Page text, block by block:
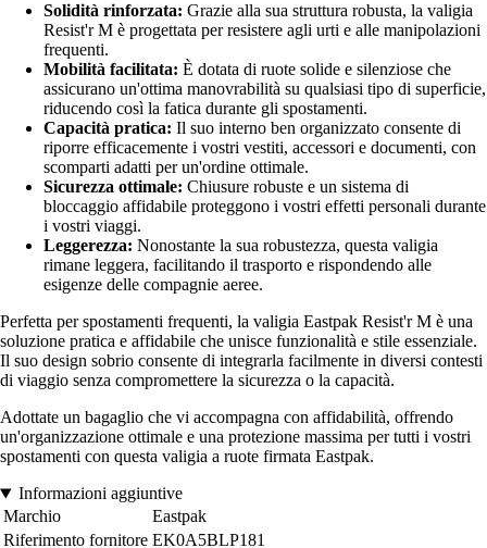
Solidità rinforzata: Grazie alla sua struttura robusta, la valigia
Resist'r M è progettata per resistere agli urti e alle manipolazioni
frequenti.
Mobilità facilitata: È dotata di ruote solide e silenziose che
assicurano un'ottima manovrabilità su qualsiasi tipo di superficie,
riducendo così la fatica durante gli spostamenti.
Capacità pratica: Il suo interno ben organizzato consente di
riporre efficacemente i vostri vestiti, accessori e documenti, con
scomparti adatti per un'ordine ottimale.
Sicurezza ottimale: Chiusure robuste e un sistema di
bloccaggio affidabile proteggono i vostri effetti personali durante
i vostri viaggi.
Leggerezza: Nonostante la sua robustezza, questa valigia
rimane leggera, facilitando il trasporto e rispondendo alle
esigenze delle compagnie aeree.
Perfetta per spostamenti frequenti, la valigia Eastpak Resist'r M è una
soluzione pratica e affidabile che unisce funzionalità e stile essenziale.
Il suo design sobrio consente di integrarla facilmente in diversi contesti
di viaggio senza compromettere la sicurezza o la capacità.
Adottate un bagaglio che vi accompagna con affidabilità, offrendo
un'organizzazione ottimale e una protezione massima per tutti i vostri
spostamenti con questa valigia a ruote firmata Eastpak.
Informazioni aggiuntive
Marchio
Eastpak
Riferimento fornitore EK0A5BLP181